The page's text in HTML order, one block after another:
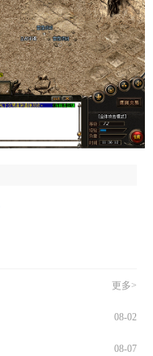
更多>
08-02
08-07